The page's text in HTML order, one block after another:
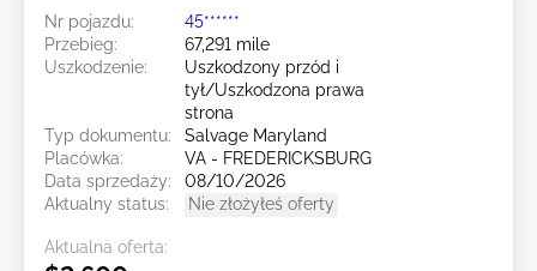
Nr pojazdu:
45******
Przebieg:
67,291 mile
Uszkodzenie:
Uszkodzony przód i
tył/Uszkodzona prawa
strona
Typ dokumentu:
Salvage Maryland
Placówka:
VA - FREDERICKSBURG
Data sprzedaży:
08/10/2026
Aktualny status:
Nie złożyłeś oferty
Aktualna oferta: